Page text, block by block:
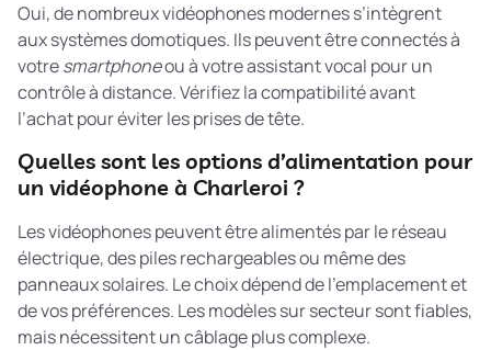
Oui, de nombreux vidéophones modernes s’intègrent
aux systèmes domotiques. Ils peuvent être connectés à
votresmartphoneou à votre assistant vocal pour un
contrôle à distance. Vérifiez la compatibilité avant
l’achat pour éviter les prises de tête.
Quelles sont les options d’alimentation pour
un vidéophone à Charleroi ?
Les vidéophones peuvent être alimentés par le réseau
électrique, des piles rechargeables ou même des
panneaux solaires. Le choix dépend de l’emplacement et
de vos préférences. Les modèles sur secteur sont fiables,
mais nécessitent un câblage plus complexe.